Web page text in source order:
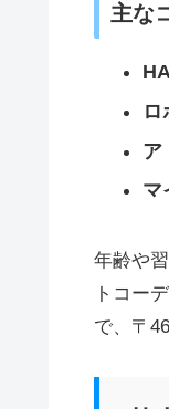
主な
ロ
ア
マ
年齢や
トコー
で、〒